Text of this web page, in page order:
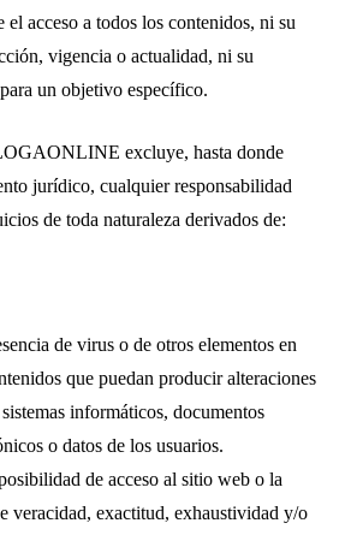
el acceso a todos los contenidos, ni su
vigencia o actualidad, ni su
un objetivo específico.
excluye, hasta donde
jurídico, cualquier responsabilidad
de toda naturaleza derivados de:
de virus o de otros elementos en
que puedan producir alteraciones
informáticos, documentos
o datos de los usuarios.
de acceso al sitio web o la
veracidad, exactitud, exhaustividad y/o